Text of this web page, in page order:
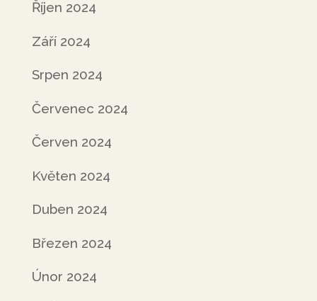
Říjen 2024
Září 2024
Srpen 2024
Červenec 2024
Červen 2024
Květen 2024
Duben 2024
Březen 2024
Únor 2024